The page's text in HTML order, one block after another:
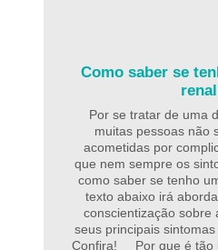
Como saber se
Por se tratar de uma
muitas pessoas não
acometidas por
que nem sempre os
como saber se tenho
texto abaixo irá
conscientização sobre
seus principais
Confira! Por que é tão